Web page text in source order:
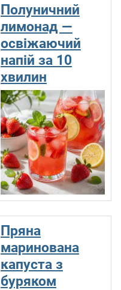
Полуничний
лимонад —
освіжаючий
напій за 10
хвилин
Пряна
маринована
капуста з
буряком